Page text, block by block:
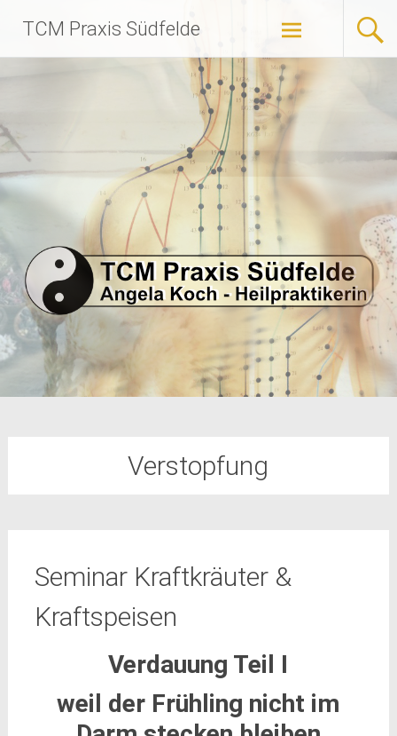
TCM Praxis Südfelde
Verstopfung
Seminar Kraftkräuter &
Kraftspeisen
Verdauung Teil I
weil der Frühling nicht im